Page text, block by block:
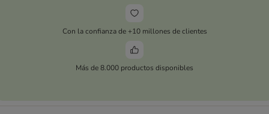
Con la confianza de +10 millones de clientes
Más de 8.000 productos disponibles